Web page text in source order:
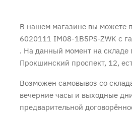
В нашем магазине вы можете
6020111 IM08-1B5PS-ZWK с
. На данный момент на складе
Прокшинский проспект, 12,
Возможен самовывоз со
вечерние часы и выходные
предварительной